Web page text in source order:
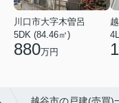
川口市大字木曽呂
5DK (84.46㎡)
880万円
越谷市の戸建(売買)